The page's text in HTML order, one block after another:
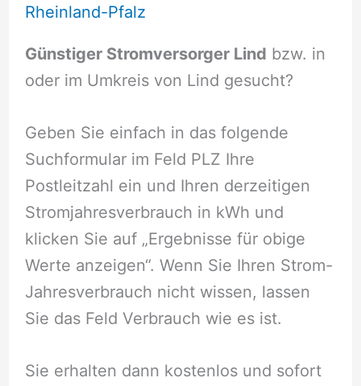
Rheinland-Pfalz
Günstiger Stromversorger Lind bzw. in
oder im Umkreis von Lind gesucht?
Geben Sie einfach in das folgende
Suchformular im Feld PLZ Ihre
Postleitzahl ein und Ihren derzeitigen
Stromjahresverbrauch in kWh und
klicken Sie auf „Ergebnisse für obige
Werte anzeigen“. Wenn Sie Ihren Strom-
Jahresverbrauch nicht wissen, lassen
Sie das Feld Verbrauch wie es ist.
Sie erhalten dann kostenlos und sofort